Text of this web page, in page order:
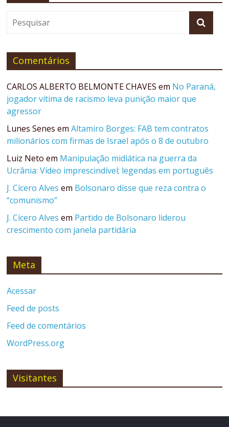
Comentários
CARLOS ALBERTO BELMONTE CHAVES em No Paraná,
jogador vítima de racismo leva punição maior que
agressor
Lunes Senes emAltamiro Borges: FAB tem contratos
milionários com firmas de Israel após o 8 de outubro
Luiz Neto em Manipulação midiática na guerra da
Ucrânia: Vídeo imprescindível; legendas em português
J. Cícero Alves em Bolsonaro disse que reza contra o
“comunismo”
J. Cícero Alves em Partido de Bolsonaro liderou
crescimento com janela partidária
Meta
Acessar
Feed de posts
Feed de comentários
WordPress.org
Visitantes